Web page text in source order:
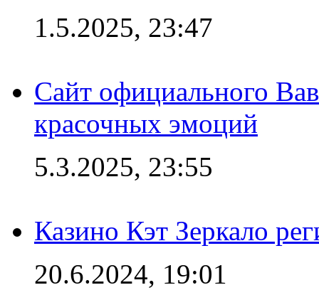
1.5.2025, 23:47
Сайт официального
красочных эмоций
5.3.2025, 23:55
Казино Кэт Зеркало
20.6.2024, 19:01